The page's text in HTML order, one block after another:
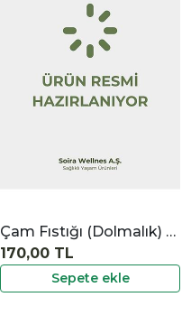
Çam Fıstığı (Dolmalık) 20 gr
Sepete ekle
170,00 TL